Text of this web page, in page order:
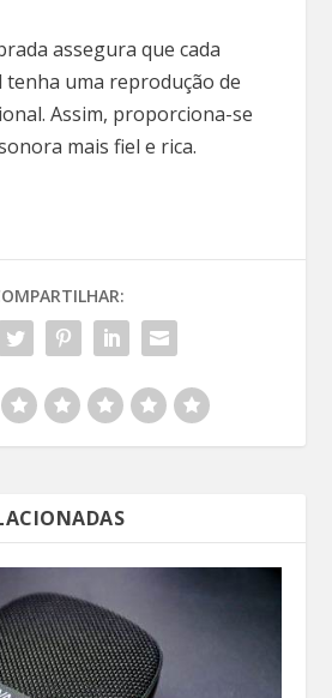
assegura que cada
tenha uma reprodução de
Assim, proporciona-se
mais fiel e rica.